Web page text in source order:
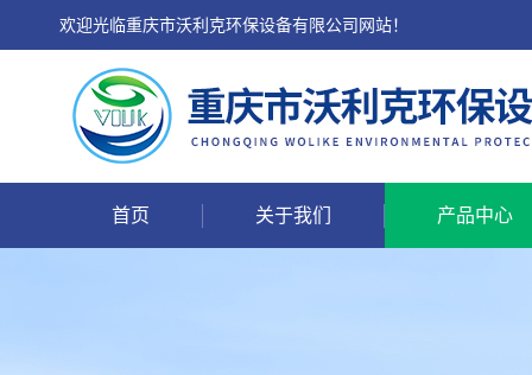
欢迎光临重庆市沃利克环保设备有限公司网站！
首页 关于我们 产品中心